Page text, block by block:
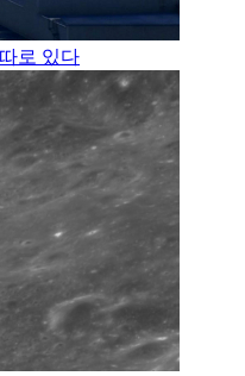
로 있다